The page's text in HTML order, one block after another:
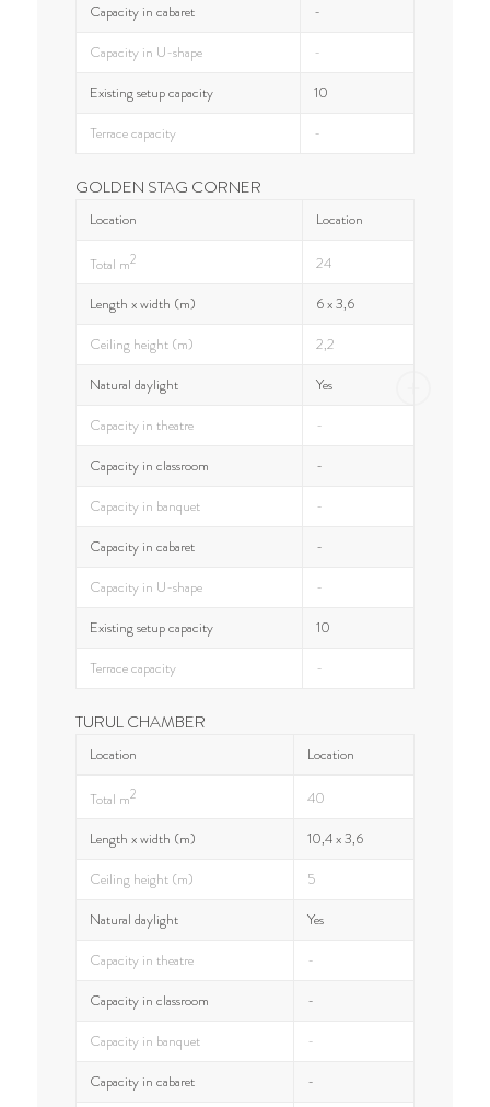
Capacity in cabaret
-
Capacity in U-shape
-
Existing setup capacity
10
Terrace capacity
-
GOLDEN STAG CORNER
Location Location
Total m2
24
Length x width (m)
6 x 3,6
Ceiling height (m)
2,2
Natural daylight
Yes
Capacity in theatre
-
Capacity in classroom
-
Capacity in banquet
-
Capacity in cabaret
-
Capacity in U-shape
-
Existing setup capacity
10
Terrace capacity
-
TURUL CHAMBER
Location Location
Total m2
40
Length x width (m)
10,4 x 3,6
Ceiling height (m)
5
Natural daylight
Yes
Capacity in theatre
-
Capacity in classroom
-
Capacity in banquet
-
Capacity in cabaret
-